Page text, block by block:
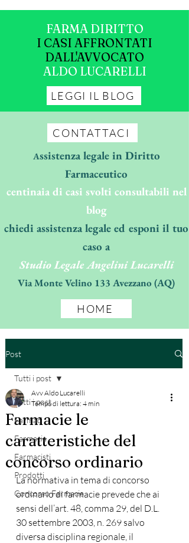
FARMA DIRITTO
I CASI AFFRONTATI
DALL'AVVOCATO
ALDO LUCARELLI
LEGGI IL BLOG
CONTATTACI
Assistenza legale in Diritto
Farmaceutico
centinaia di casi svolti consultabili nel
blog
chiedi assistenza legale ed esponi il tuo
caso a
Studio Legale Angelini Lucarelli
Via Monte Velino 133 Avezzano (AQ)
HOME
Post
Tutti i post
Farmaci
Farmacia
Farmacisti
Prodotti
Concorso Farmacie
Tutti i post
Farmacie le
caratteristiche del
concorso ordinario
Avv Aldo Lucarelli
Tempo di lettura: 4 min
La normativa in tema di concorso
ordinario di farmacie prevede che ai
sensi dell’art. 48, comma 29, del D.L.
30 settembre 2003, n. 269 salvo
diversa disciplina regionale, il